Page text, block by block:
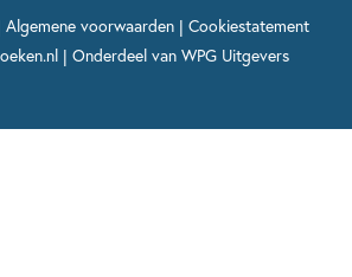
Algemene voorwaarden| Cookiestatement
| Onderdeel van WPG Uitgevers